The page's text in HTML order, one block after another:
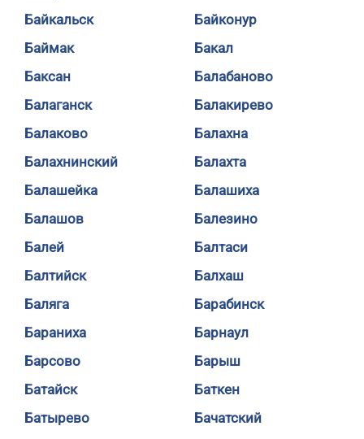
Байкальск
Байконур
Баймак
Бакал
Баксан
Балабаново
Балаганск
Балакирево
Балаково
Балахна
Балахнинский
Балахта
Балашейка
Балашиха
Балашов
Балезино
Балей
Балтаси
Балтийск
Балхаш
Баляга
Барабинск
Бараниха
Барнаул
Барсово
Барыш
Батайск
Баткен
Батырево
Бачатский